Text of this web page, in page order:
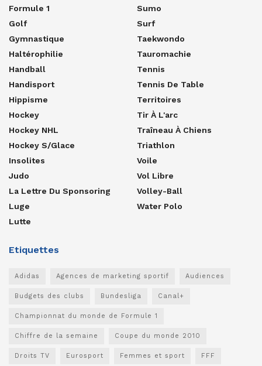
Formule 1
Golf
Gymnastique
Haltérophilie
Handball
Handisport
Hippisme
Hockey
Hockey NHL
Hockey S/glace
Insolites
Judo
La Lettre Du Sponsoring
Luge
Lutte
Sumo
Surf
Taekwondo
Tauromachie
Tennis
Tennis De Table
Territoires
Tir À L'arc
Traîneau À Chiens
Triathlon
Voile
Vol Libre
Volley-Ball
Water Polo
Etiquettes
Adidas Agences de marketing sportif Audiences
Budgets des clubs Bundesliga Canal+
Championnat du monde de Formule 1
Chiffre de la semaine Coupe du monde 2010
Droits TV Eurosport Femmes et sport FFF